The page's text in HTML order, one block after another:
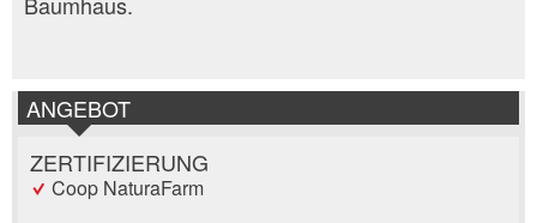
ANGEBOT
ZERTIFIZIERUNG
Coop NaturaFarm